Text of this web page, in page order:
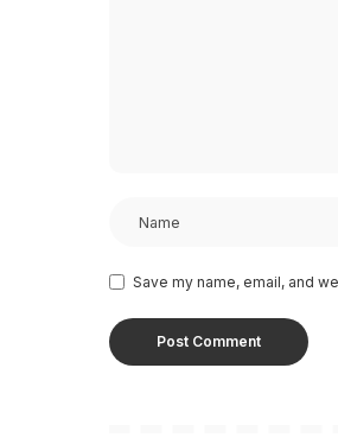
Save my name, email, and